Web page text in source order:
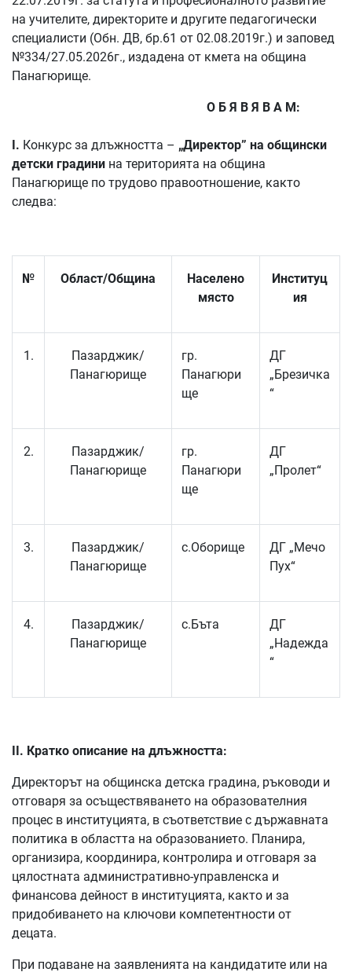
на учителите, директорите и другите педагогически
специалисти (Обн. ДВ, бр.61 от 02.08.2019г.) и заповед
№334/27.05.2026г., издадена от кмета на община
Панагюрище.
О Б Я В Я В А М:
І. Конкурс за длъжността – „Директор” на общински
детски градини на територията на община
Панагюрище по трудово правоотношение, както
следва:
№ Област/Община
Населено
място
Институц
ия
1.
Пазарджик/
Панагюрище
гр.
Панагюри
ще
ДГ
„Брезичка
“
2.
Пазарджик/
Панагюрище
гр.
Панагюри
ще
ДГ
„Пролет“
3.
Пазарджик/
Панагюрище
с.Оборище
ДГ „Мечо
Пух“
4.
Пазарджик/
Панагюрище
с.Бъта
ДГ
„Надежда
“
ІІ. Кратко описание на длъжността:
Директорът на общинска детска градина, ръководи и
отговаря за осъществяването на образователния
процес в институцията, в съответствие с държавната
политика в областта на образованието. Планира,
организира, координира, контролира и отговаря за
цялостната административно-управленска и
финансова дейност в институцията, както и за
придобиването на ключови компетентности от
децата.
При подаване на заявленията на кандидатите или на